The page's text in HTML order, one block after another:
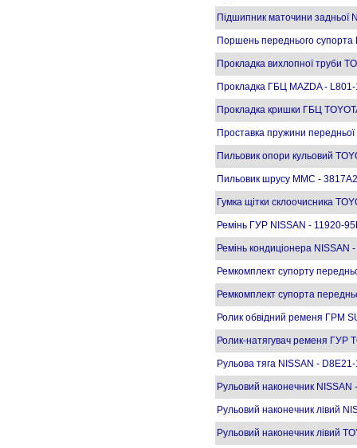
Підшипник маточини задньої
Поршень переднього супорта
Прокладка вихлопної труби
Прокладка ГБЦ MAZDA -
Прокладка кришки ГБЦ
Проставка пружини
Пильовик опори кульовий
Пильовик шрусу MMC -
Гумка щітки склоочисника
Ремінь ГУР NISSAN - 11920-
Ремінь кондиціонера
Ремкомплект супорту
Ремкомплект супорта
Ролик обвідний ременя ГРМ
Ролик-натягувач ременя ГУР
Рульова тяга NISSAN -
Рульовий наконечник
Рульовий наконечник лівий
Рульовий наконечник лівий